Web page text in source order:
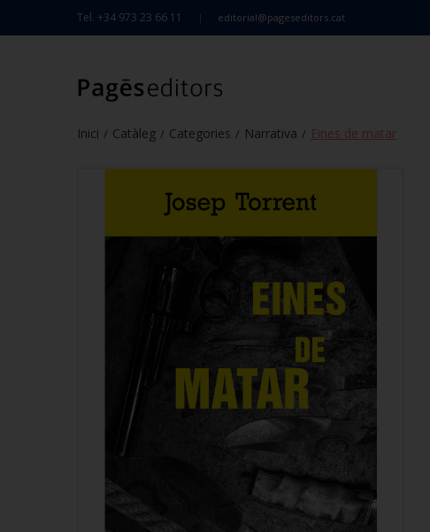
Tel. +34 973 23 66 11 editorial@pageseditors.cat
Inici / Catàleg / Categories / Narrativa / Eines de matar